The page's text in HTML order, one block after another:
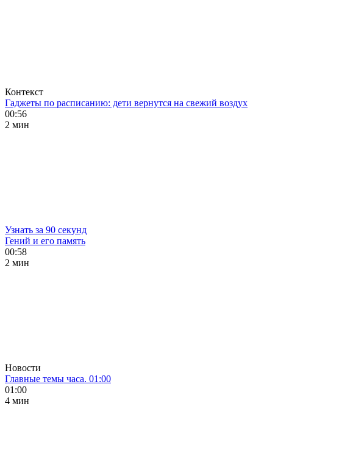
Контекст
Гаджеты по расписанию: дети вернутся на свежий воздух
00:56
2 мин
Узнать за 90 секунд
Гений и его память
00:58
2 мин
Новости
Главные темы часа. 01:00
01:00
4 мин